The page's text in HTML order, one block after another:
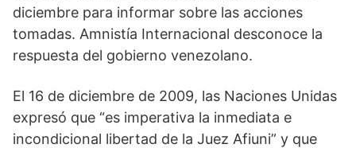
diciembre para informar sobre las acciones
tomadas. Amnistía Internacional desconoce la
respuesta del gobierno venezolano.
El 16 de diciembre de 2009, las Naciones Unidas
expresó que “es imperativa la inmediata e
incondicional libertad de la Juez Afiuni” y que